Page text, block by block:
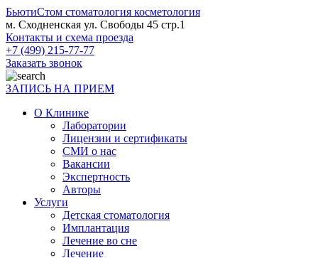
БьютиСтом стоматология косметология
м. Сходненская ул. Свободы 45 стр.1
Контакты и схема проезда
+7 (499) 215-77-77
Заказать звонок
ЗАПИСЬ НА ПРИЕМ
О Клинике
Лаборатории
Лицензии и сертификаты
СМИ о нас
Вакансии
Экспертность
Авторы
Услуги
Детская стоматология
Имплантация
Лечение во сне
Лечение